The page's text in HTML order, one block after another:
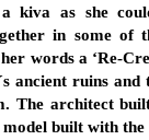
kiva as she
in some of
words a ‘Re-
ancient ruins and
The architect
built with